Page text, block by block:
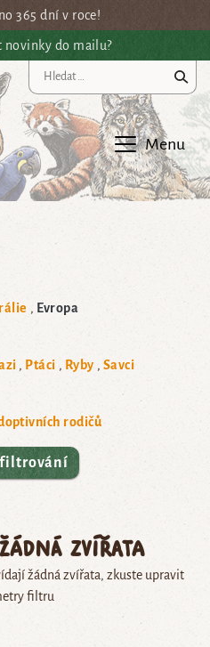
365 dní v roce!
novinky do mailu?
Menu
Evropa
Ptáci Ryby Savci
rodičů
zvířata
žádná zvířata, zkuste upravit
filtru